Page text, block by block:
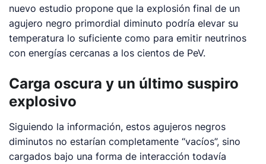
nuevo estudio propone que la explosión final de un
agujero negro primordial diminuto podría elevar su
temperatura lo suficiente como para emitir neutrinos
con energías cercanas a los cientos de PeV.
Carga oscura y un último suspiro
explosivo
Siguiendo la información, estos agujeros negros
diminutos no estarían completamente “vacíos”, sino
cargados bajo una forma de interacción todavía